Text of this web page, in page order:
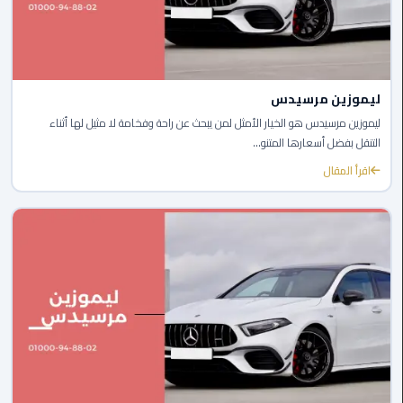
ليموزين
ليموزين
حلوان
ليموزين
الإسماعيلية
ليموزين
البحيرة
ليموزين
بلطيم
ليموزين مرسيدس
ليموزين مرسيدس هو الخيار الأمثل لمن يبحث عن راحة وفخامة لا مثيل لها أثناء
التنقل بفضل أسعارها المتنو...
اقرأ المقال